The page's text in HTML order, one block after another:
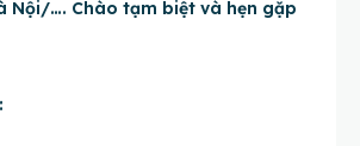
Nội/…. Chào tạm biệt và hẹn gặp